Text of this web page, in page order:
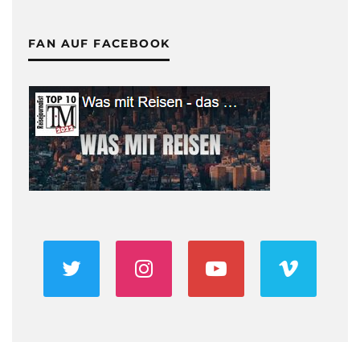
FAN AUF FACEBOOK